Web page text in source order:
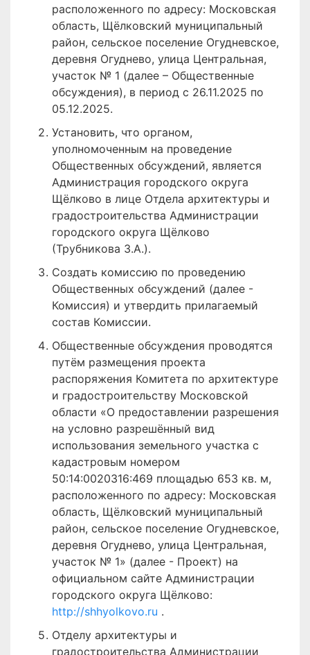
расположенного по адресу: Московская
область, Щёлковский муниципальный
район, сельское поселение Огудневское,
деревня Огуднево, улица Центральная,
участок № 1 (далее – Общественные
обсуждения), в период с 26.11.2025 по
05.12.2025.
Установить, что органом,
уполномоченным на проведение
Общественных обсуждений, является
Администрация городского округа
Щёлково в лице Отдела архитектуры и
градостроительства Администрации
городского округа Щёлково
(Трубникова З.А.).
Создать комиссию по проведению
Общественных обсуждений (далее -
Комиссия) и утвердить прилагаемый
состав Комиссии.
Общественные обсуждения проводятся
путём размещения проекта
распоряжения Комитета по архитектуре
и градостроительству Московской
области «О предоставлении разрешения
на условно разрешённый вид
использования земельного участка с
кадастровым номером
50:14:0020316:469 площадью 653 кв. м,
расположенного по адресу: Московская
область, Щёлковский муниципальный
район, сельское поселение Огудневское,
деревня Огуднево, улица Центральная,
участок № 1» (далее - Проект) на
официальном сайте Администрации
городского округа Щёлково:
http://shhyolkovo.ru .
Отделу архитектуры и
градостроительства Администрации